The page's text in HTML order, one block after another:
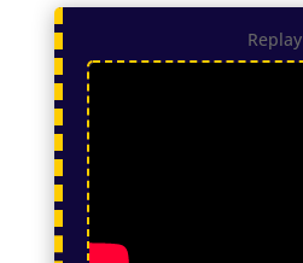
Replay